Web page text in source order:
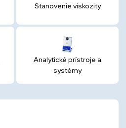
Stanovenie viskozity
Analytické prístroje a
systémy